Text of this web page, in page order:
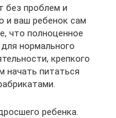
без проблем и
и ваш ребенок сам
что полноценное
нормального
крепкого
начать питаться
ребенка.